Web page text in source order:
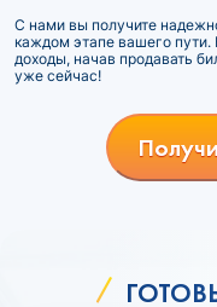
С нами вы получите
каждом этапе вашего
доходы, начав продавать
уже сейчас!